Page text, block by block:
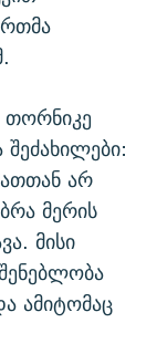
არ
მერის
მისი
ამიტომაც